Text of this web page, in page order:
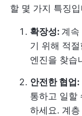
할 몇 가지 특징
확장성: 계속
기 위해 적
엔진을 찾습
안전한 협업:
통하고 일할
하세요. 계